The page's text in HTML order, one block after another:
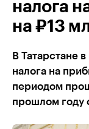
налога
на ₽13
В Татарстане
налога на
периодом
прошлом году